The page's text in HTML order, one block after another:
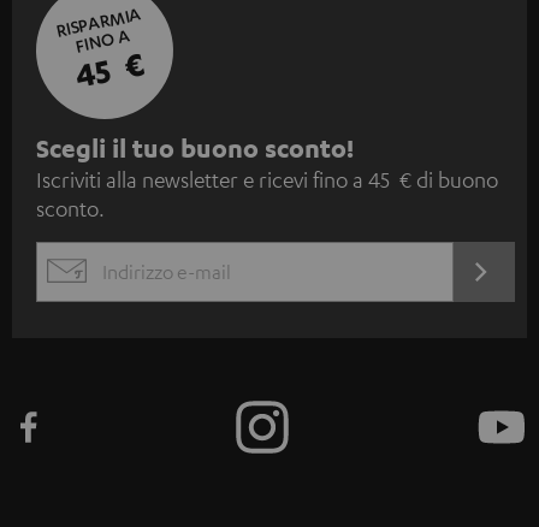
RISPARMIA
FINO A
45 €
I
s
c
i
n
Scegli il tuo buono sconto!
Iscriviti alla newsletter e ricevi fino a 45 € di buono
sconto.
EMAIL
ORA